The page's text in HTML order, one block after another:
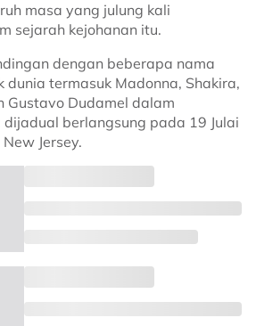
masa yang julung kali
sejarah kejohanan itu.
dengan beberapa nama
dunia termasuk Madonna, Shakira,
Gustavo Dudamel dalam
berlangsung pada 19 Julai
Jersey.